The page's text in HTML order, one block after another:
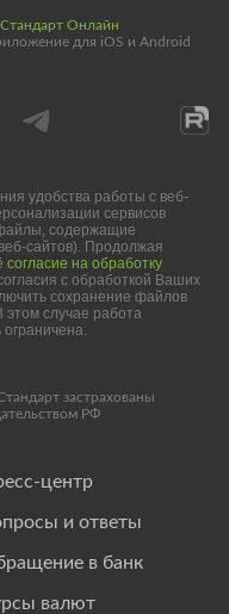
центр
и ответы
в банк
валют
Онлайн
для iOS и Android
удобства работы с веб-
сервисов
содержащие
сайтов). Продолжая
согласие на обработку
с обработкой Ваших
сохранение файлов
этом случае работа
застрахованы
РФ